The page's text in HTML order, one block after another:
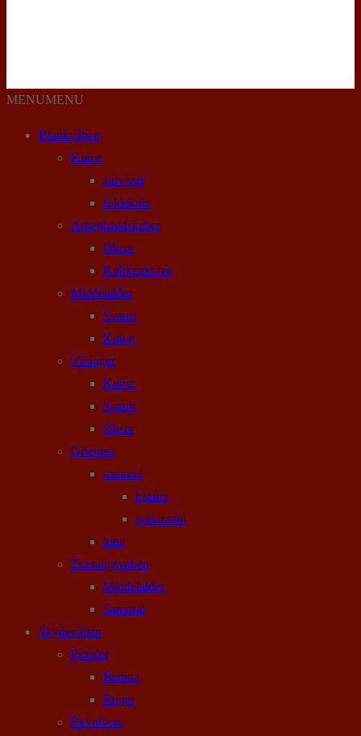
MENUMENU
Blankvåben
Knive
survival
foldekniv
Arbejdsredskaber
Økser
Køkkenknive
Middelalder
Sværd
Knive
Vikinger
Knive
Sværd
Økser
Orienten
samurai
katana
wakizashi
kina
Træningsvåben
Middelalder
Samurai
Skydevåben
Pistoler
Beretta
Ruger
Revolvere